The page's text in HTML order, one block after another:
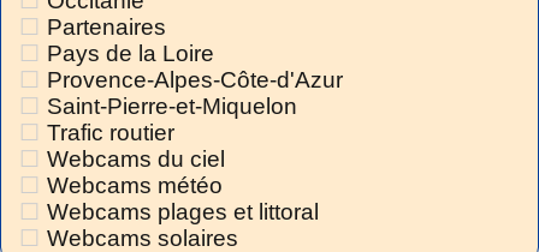
Partenaires
Pays de la Loire
Provence-Alpes-Côte-d'Azur
Saint-Pierre-et-Miquelon
Trafic routier
Webcams du ciel
Webcams météo
Webcams plages et littoral
Webcams solaires